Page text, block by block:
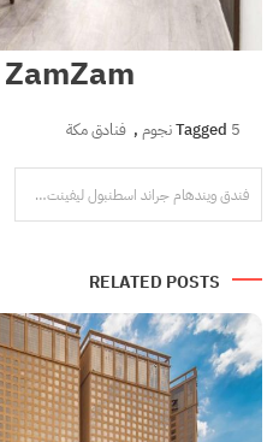
Tagged 5 نجوم , فنادق مكة
تصفّح
فندق ويندهام جراند اسطنبول ليفينت
RELATED POSTS